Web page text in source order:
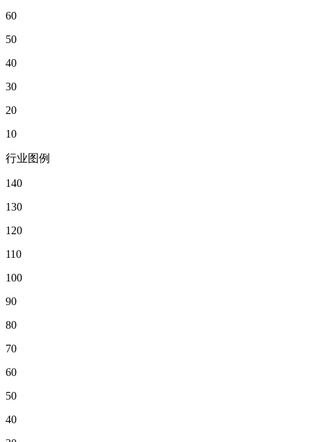
60
50
40
30
20
10
行业图例
140
130
120
110
100
90
80
70
60
50
40